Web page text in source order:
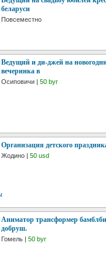
беларуси
Повсеместно
Ведущий и ди-джей на
вечеринка в
Осиповичи | 50 byr
Организация детского
Жодино | 50 usd
Аниматор трансформер
добруш.
Гомель | 50 byr